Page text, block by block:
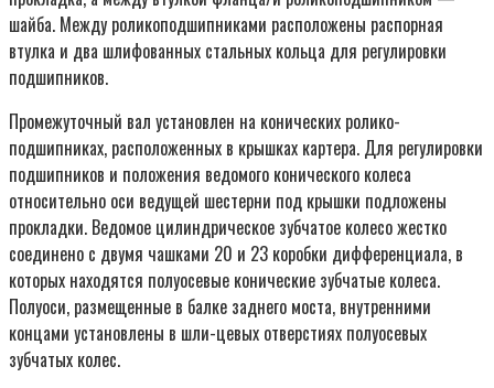
шайба. Между роликоподшипниками расположены распорная
втулка и два шлифованных стальных кольца для регулировки
подшипников.
Промежуточный вал установлен на конических ролико-
подшипниках, расположенных в крышках картера. Для регулировки
подшипников и положения ведомого конического колеса
относительно оси ведущей шестерни под крышки подложены
прокладки. Ведомое цилиндрическое зубчатое колесо жестко
соединено с двумя чашками 20 и 23 коробки дифференциала, в
которых находятся полуосевые конические зубчатые колеса.
Полуоси, размещенные в балке заднего моста, внутренними
концами установлены в шли-цевых отверстиях полуосевых
зубчатых колес.